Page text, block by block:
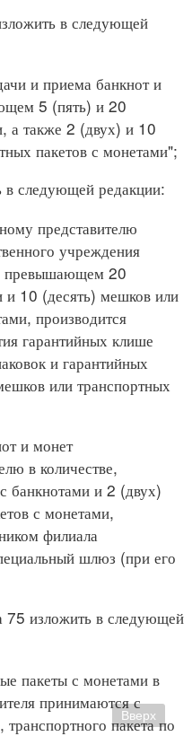
в следующей
и приема банкнот и
5 (пять) и 20
а также 2 (двух) и 10
пакетов с монетами";
в следующей редакции:
представителю
учреждения
превышающем 20
и 10 (десять) мешков или
производится
гарантийных клише
и гарантийных
или транспортных
и монет
в количестве,
банкнотами и 2 (двух)
с монетами,
филиала
шлюз (при его
75 изложить в следующей
пакеты с монетами в
принимаются с
пакета по
Вверх